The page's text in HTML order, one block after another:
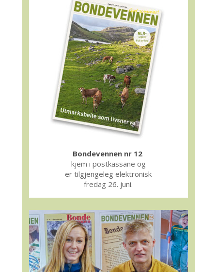
Bondevennen nr 12
kjem i postkassane og
er tilgjengeleg elektronisk
fredag 26. juni.